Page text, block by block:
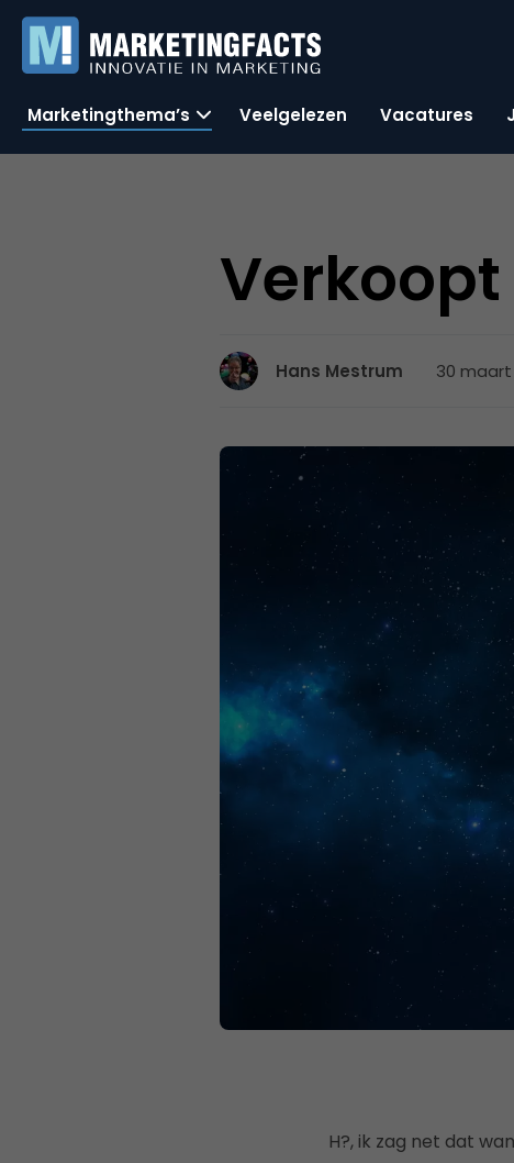
Marketingthema’s Veelgelezen Vacatures
Verkoopt
Hans Mestrum 30 maart
H?, ik zag net dat